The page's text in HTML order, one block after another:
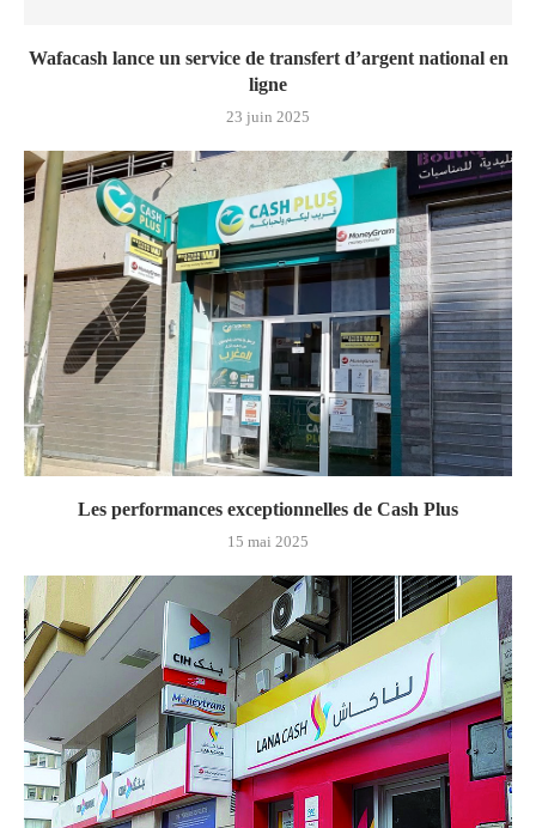
Wafacash lance un service de transfert d’argent national en
ligne
23 juin 2025
Les performances exceptionnelles de Cash Plus
15 mai 2025